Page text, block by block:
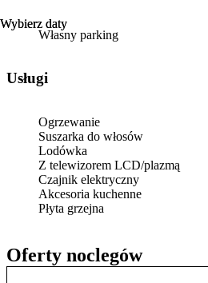
Wybierz daty
Oferty noclegów
Wybierz daty
Własny parking
Usługi
Ogrzewanie
Suszarka do włosów
Lodówka
Z telewizorem LCD/plazmą
Czajnik elektryczny
Akcesoria kuchenne
Płyta grzejna